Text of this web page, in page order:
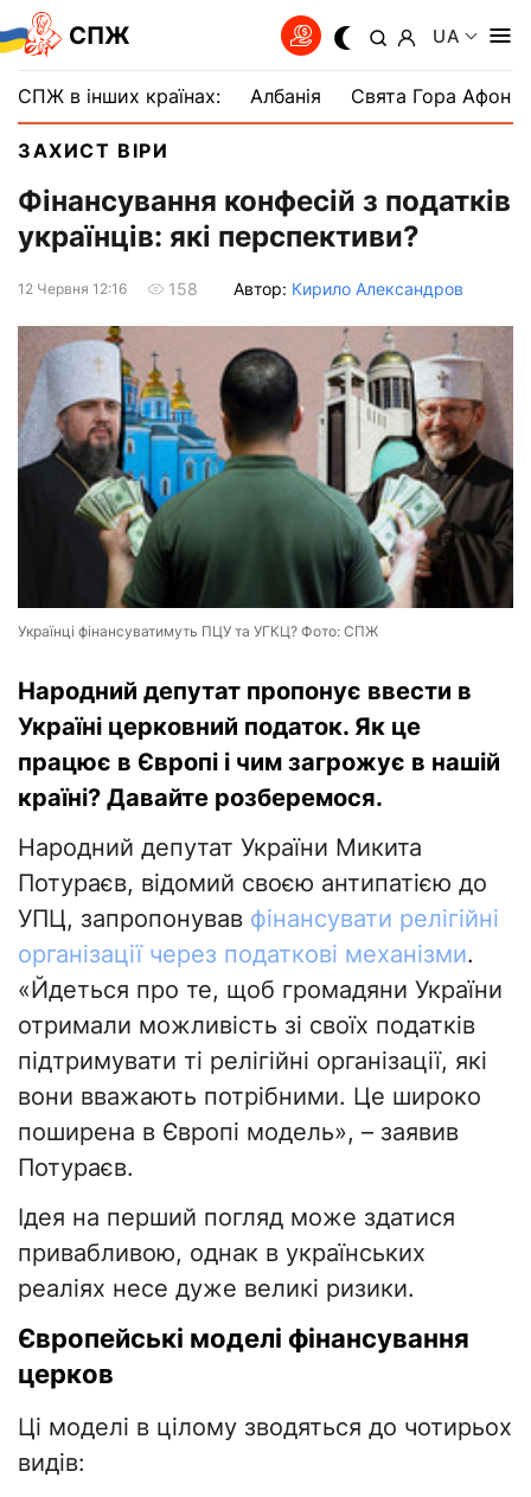
СПЖ UA
СПЖ в інших країнах: Албанія Свята Гора Афон
ЗАХИСТ ВІРИ
Фінансування конфесій з податків
українців: які перспективи?
12 Червня 12:16 158 Автор: Кирило Александров
Українці фінансуватимуть ПЦУ та УГКЦ? Фото: СПЖ
Народний депутат пропонує ввести в
Україні церковний податок. Як це
працює в Європі і чим загрожує в нашій
країні? Давайте розберемося.
Народний депутат України Микита
Потураєв, відомий своєю антипатією до
УПЦ, запропонував фінансувати релігійні
організації через податкові механізми.
«Йдеться про те, щоб громадяни України
отримали можливість зі своїх податків
підтримувати ті релігійні організації, які
вони вважають потрібними. Це широко
поширена в Європі модель», – заявив
Потураєв.
Ідея на перший погляд може здатися
привабливою, однак в українських
реаліях несе дуже великі ризики.
Європейські моделі фінансування
церков
Ці моделі в цілому зводяться до чотирьох
видів: